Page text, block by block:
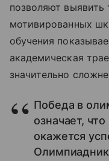
позволяют выявить
мотивированных
обучения
академическая
значительно
Победа в
означает,
окажется